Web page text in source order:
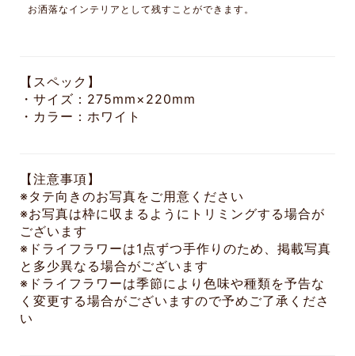
お洒落なインテリアとして残すことができます。
【スペック】
・サイズ：275mm×220mm
・カラー：ホワイト
【注意事項】
※タテ向きのお写真をご用意ください
※お写真は枠に収まるようにトリミングする場合が
ございます
※ドライフラワーは1点ずつ手作りのため、掲載写真
と多少異なる場合がございます
※ドライフラワーは季節により色味や種類を予告な
く変更する場合がございますので予めご了承くださ
い